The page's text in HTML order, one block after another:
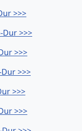
>>>
Dur >>>
>>>
>>>
>>>
>>>